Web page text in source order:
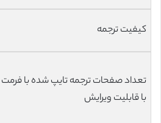
کیفیت ترجمه
تعداد صفحات ترجمه تایپ شده با فرمت
با قابلیت ویرایش